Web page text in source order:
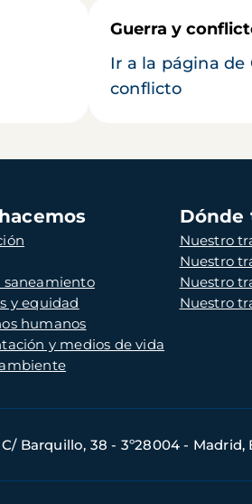
Guerra y
Ir a la página de
conflicto
saneamiento
y equidad
humanos
y medios de vida
Dónde
Nuestro
Nuestro
Nuestro
Nuestro
C/ Barquillo, 38 - 3º28004 - Madrid,